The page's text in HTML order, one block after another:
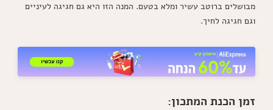
ממולאים
מבושלים ברוטב עשיר ומלא בטעם. המנה הזו היא גם חגיגה לעיניים
וגם חגיגה לחיך.
זמן הכנת המתכון: